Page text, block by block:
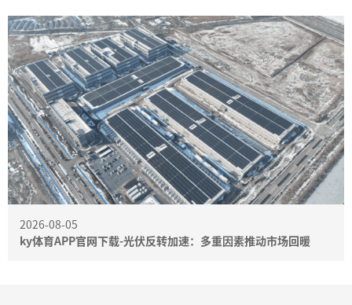
2026-08-05
ky体育APP官网下载-光伏反转加速：多重因素推动市场回暖